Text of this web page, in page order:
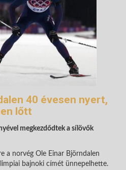
40 évesen nyert,
lőtt
megkezdődtek a sílövők
a norvég Ole Einar Björndalen
bajnoki címét ünnepelhette.